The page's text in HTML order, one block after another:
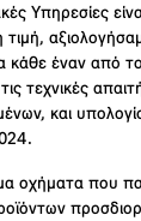
Υπηρεσίες
τιμή,
κάθε έναν από
τεχνικές
και
οχήματα που